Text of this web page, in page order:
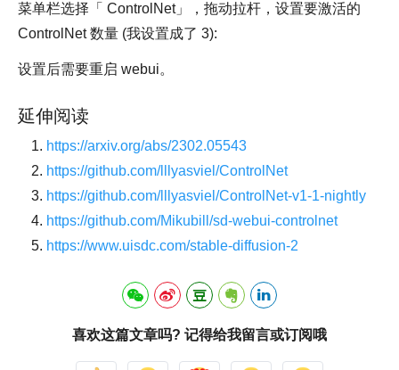
菜单栏选择「 ControlNet」，拖动拉杆，设置要激活的
ControlNet 数量 (我设置成了 3):
设置后需要重启 webui。
延伸阅读
https://arxiv.org/abs/2302.05543
https://github.com/lllyasviel/ControlNet
https://github.com/lllyasviel/ControlNet-v1-1-nightly
https://github.com/Mikubill/sd-webui-controlnet
https://www.uisdc.com/stable-diffusion-2
喜欢这篇文章吗? 记得给我留言或订阅哦